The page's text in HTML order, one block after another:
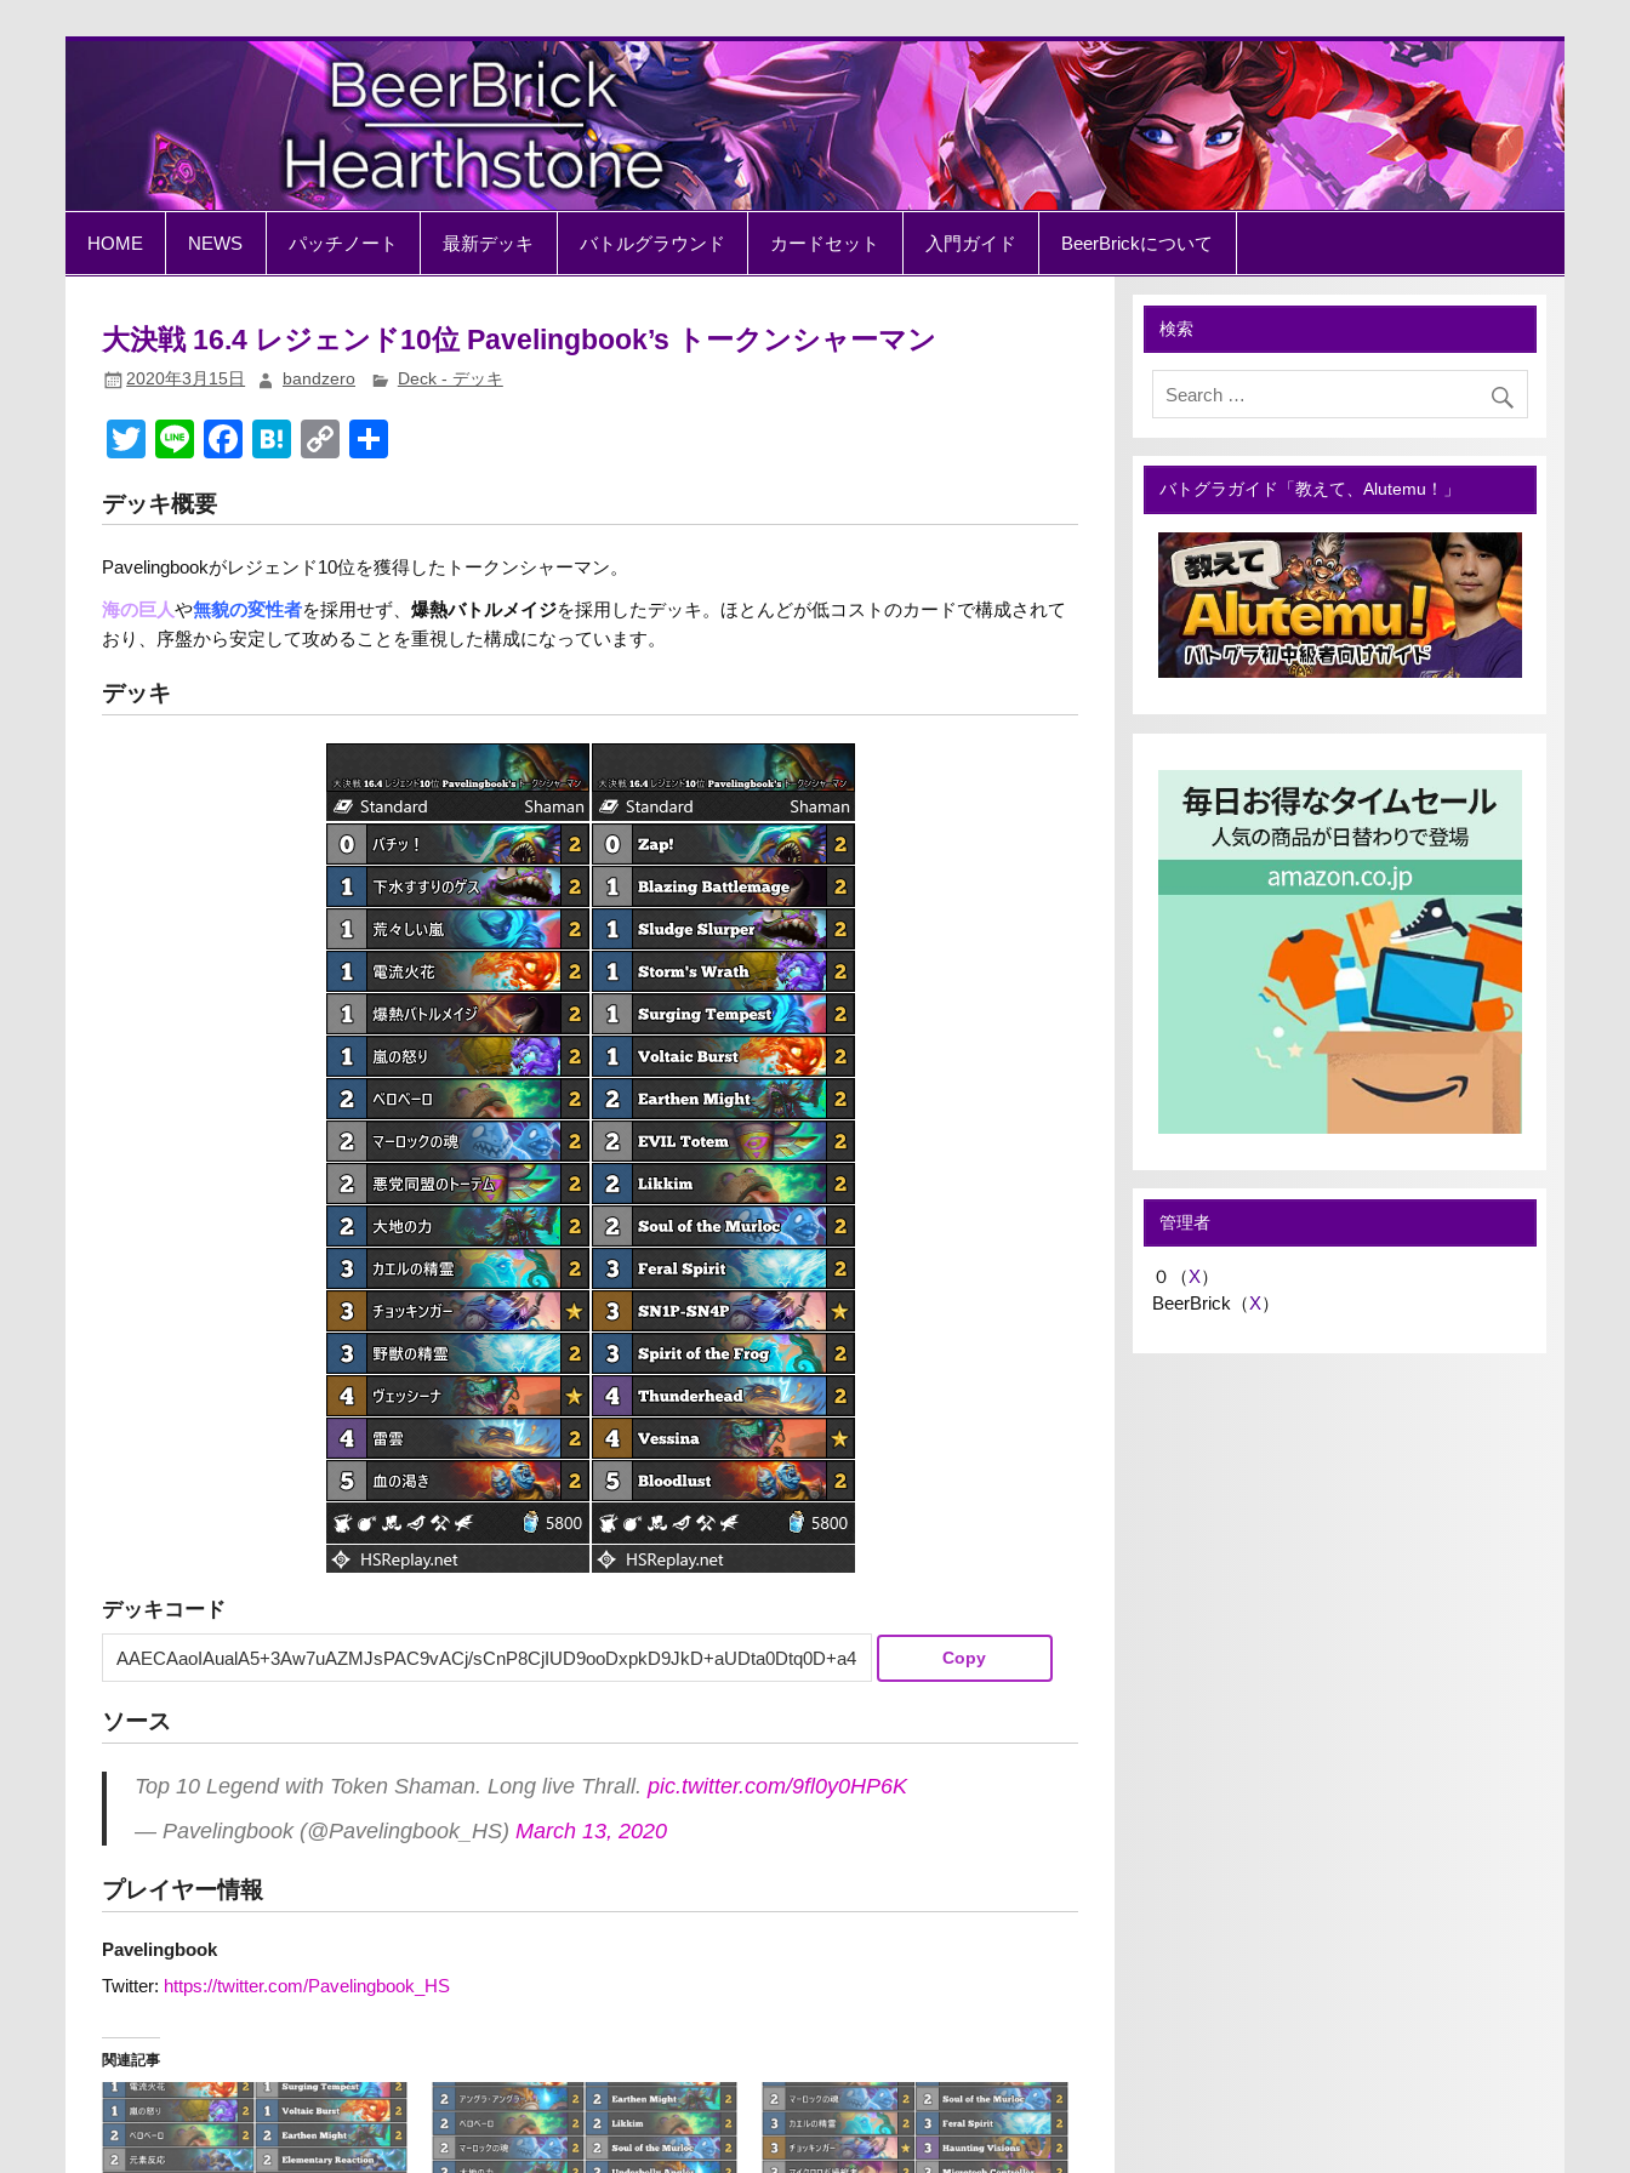
BeerBrick Hearthstone
ハースストーン情報サイト
HOME NEWS パッチノート 最新デッキ バトルグラウンド カードセット 入門ガイド BeerBrickについて
大決戦 16.4 レジェンド10位 Pavelingbook’s トークンシャーマン
2020年3月15日 bandzero Deck - デッキ
T
tt
er
Li
e
F
c
e
b
o
k
H
e
n
a
C
p
y
Li
n
デッキ概要
Pavelingbookがレジェンド10位を獲得したトークンシャーマン。
海の巨人や無貌の変性者を採用せず、爆熱バトルメイジを採用したデッキ。ほとんどが低コストのカードで構成されて
おり、序盤から安定して攻めることを重視した構成になっています。
デッキ
デッキコード
Copy
ソース
Top 10 Legend with Token Shaman. Long live Thrall. pic.twitter.com/9fl0y0HP6K
— Pavelingbook (@Pavelingbook_HS) March 13, 2020
プレイヤー情報
Pavelingbook
Twitter: https://twitter.com/Pavelingbook_HS
関連記事
検索
バトグラガイド「教えて、Alutemu！」
管理者
０（X）
BeerBrick（X）